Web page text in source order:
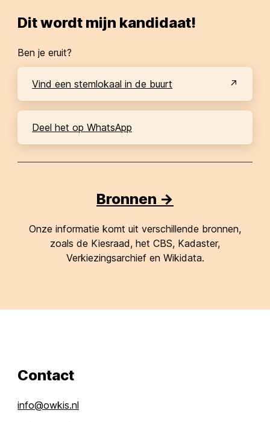
Dit wordt mijn kandidaat!
Ben je eruit?
Vind een stemlokaal in de buurt
Deel het op WhatsApp
Bronnen ->
Onze informatie komt uit verschillende bronnen,
zoals de Kiesraad, het CBS, Kadaster,
Verkiezingsarchief en Wikidata.
Contact
info@owkis.nl